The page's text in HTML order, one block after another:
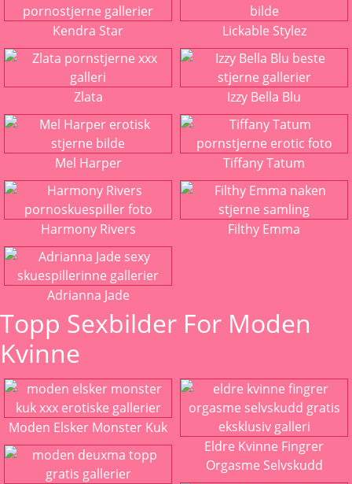
Kendra Star
Zlata
Mel Harper
Harmony Rivers
Adrianna Jade
Lickable Stylez
Izzy Bella Blu
Tiffany Tatum
Filthy Emma
Topp Sexbilder For Moden
Kvinne
Moden Elsker Monster Kuk
Eldre Kvinne Fingrer
Orgasme Selvskudd